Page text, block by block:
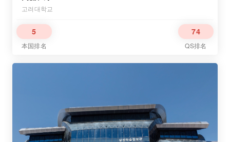
고려대학교
5
本国排名
74
QS排名